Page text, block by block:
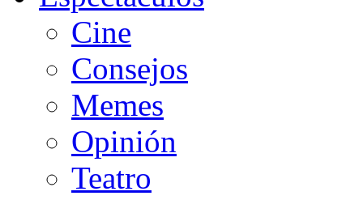
Cine
Consejos
Memes
Opinión
Teatro